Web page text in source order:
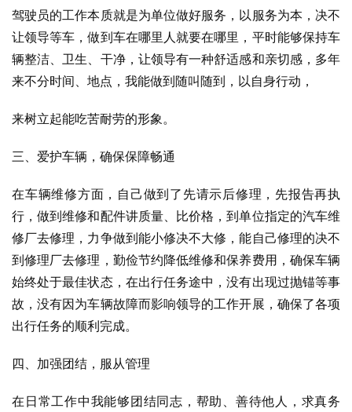
驾驶员的工作本质就是为单位做好服务，以服务为本，决不
让领导等车，做到车在哪里人就要在哪里，平时能够保持车
辆整洁、卫生、干净，让领导有一种舒适感和亲切感，多年
来不分时间、地点，我能做到随叫随到，以自身行动，
来树立起能吃苦耐劳的形象。
三、爱护车辆，确保保障畅通
在车辆维修方面，自己做到了先请示后修理，先报告再执
行，做到维修和配件讲质量、比价格，到单位指定的汽车维
修厂去修理，力争做到能小修决不大修，能自己修理的决不
到修理厂去修理，勤俭节约降低维修和保养费用，确保车辆
始终处于最佳状态，在出行任务途中，没有出现过抛锚等事
故，没有因为车辆故障而影响领导的工作开展，确保了各项
出行任务的顺利完成。
四、加强团结，服从管理
在日常工作中我能够团结同志，帮助、善待他人，求真务